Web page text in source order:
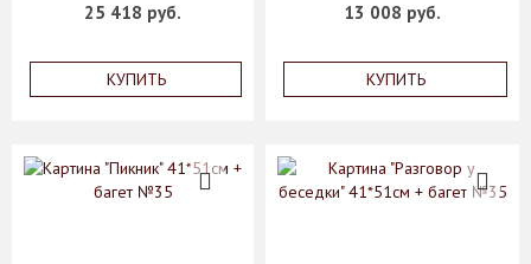
25 418 руб.
КУПИТЬ
13 008 руб.
КУПИТЬ